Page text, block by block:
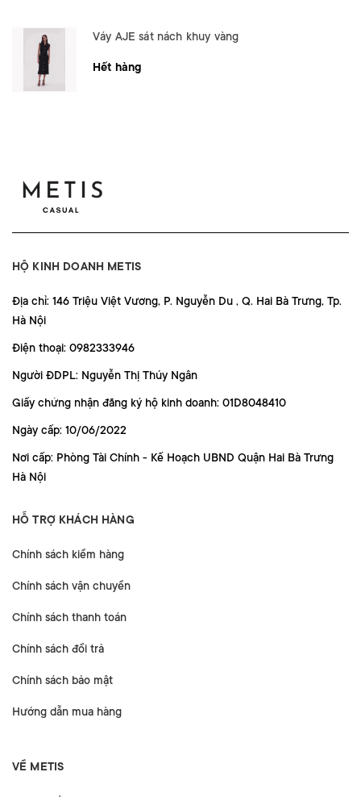
Váy AJE sát nách khuy vàng
Hết hàng
HỘ KINH DOANH METIS
Địa chỉ: 146 Triệu Việt Vương, P. Nguyễn Du , Q. Hai Bà Trưng, Tp.
Hà Nội
Điện thoại: 0982333946
Người ĐDPL: Nguyễn Thị Thúy Ngân
Giấy chứng nhận đăng ký hộ kinh doanh: 01D8048410
Ngày cấp: 10/06/2022
Nơi cấp: Phòng Tài Chính - Kế Hoạch UBND Quận Hai Bà Trưng
Hà Nội
HỖ TRỢ KHÁCH HÀNG
Chính sách kiểm hàng
Chính sách vận chuyển
Chính sách thanh toán
Chính sách đổi trả
Chính sách bảo mật
Hướng dẫn mua hàng
VỀ METIS